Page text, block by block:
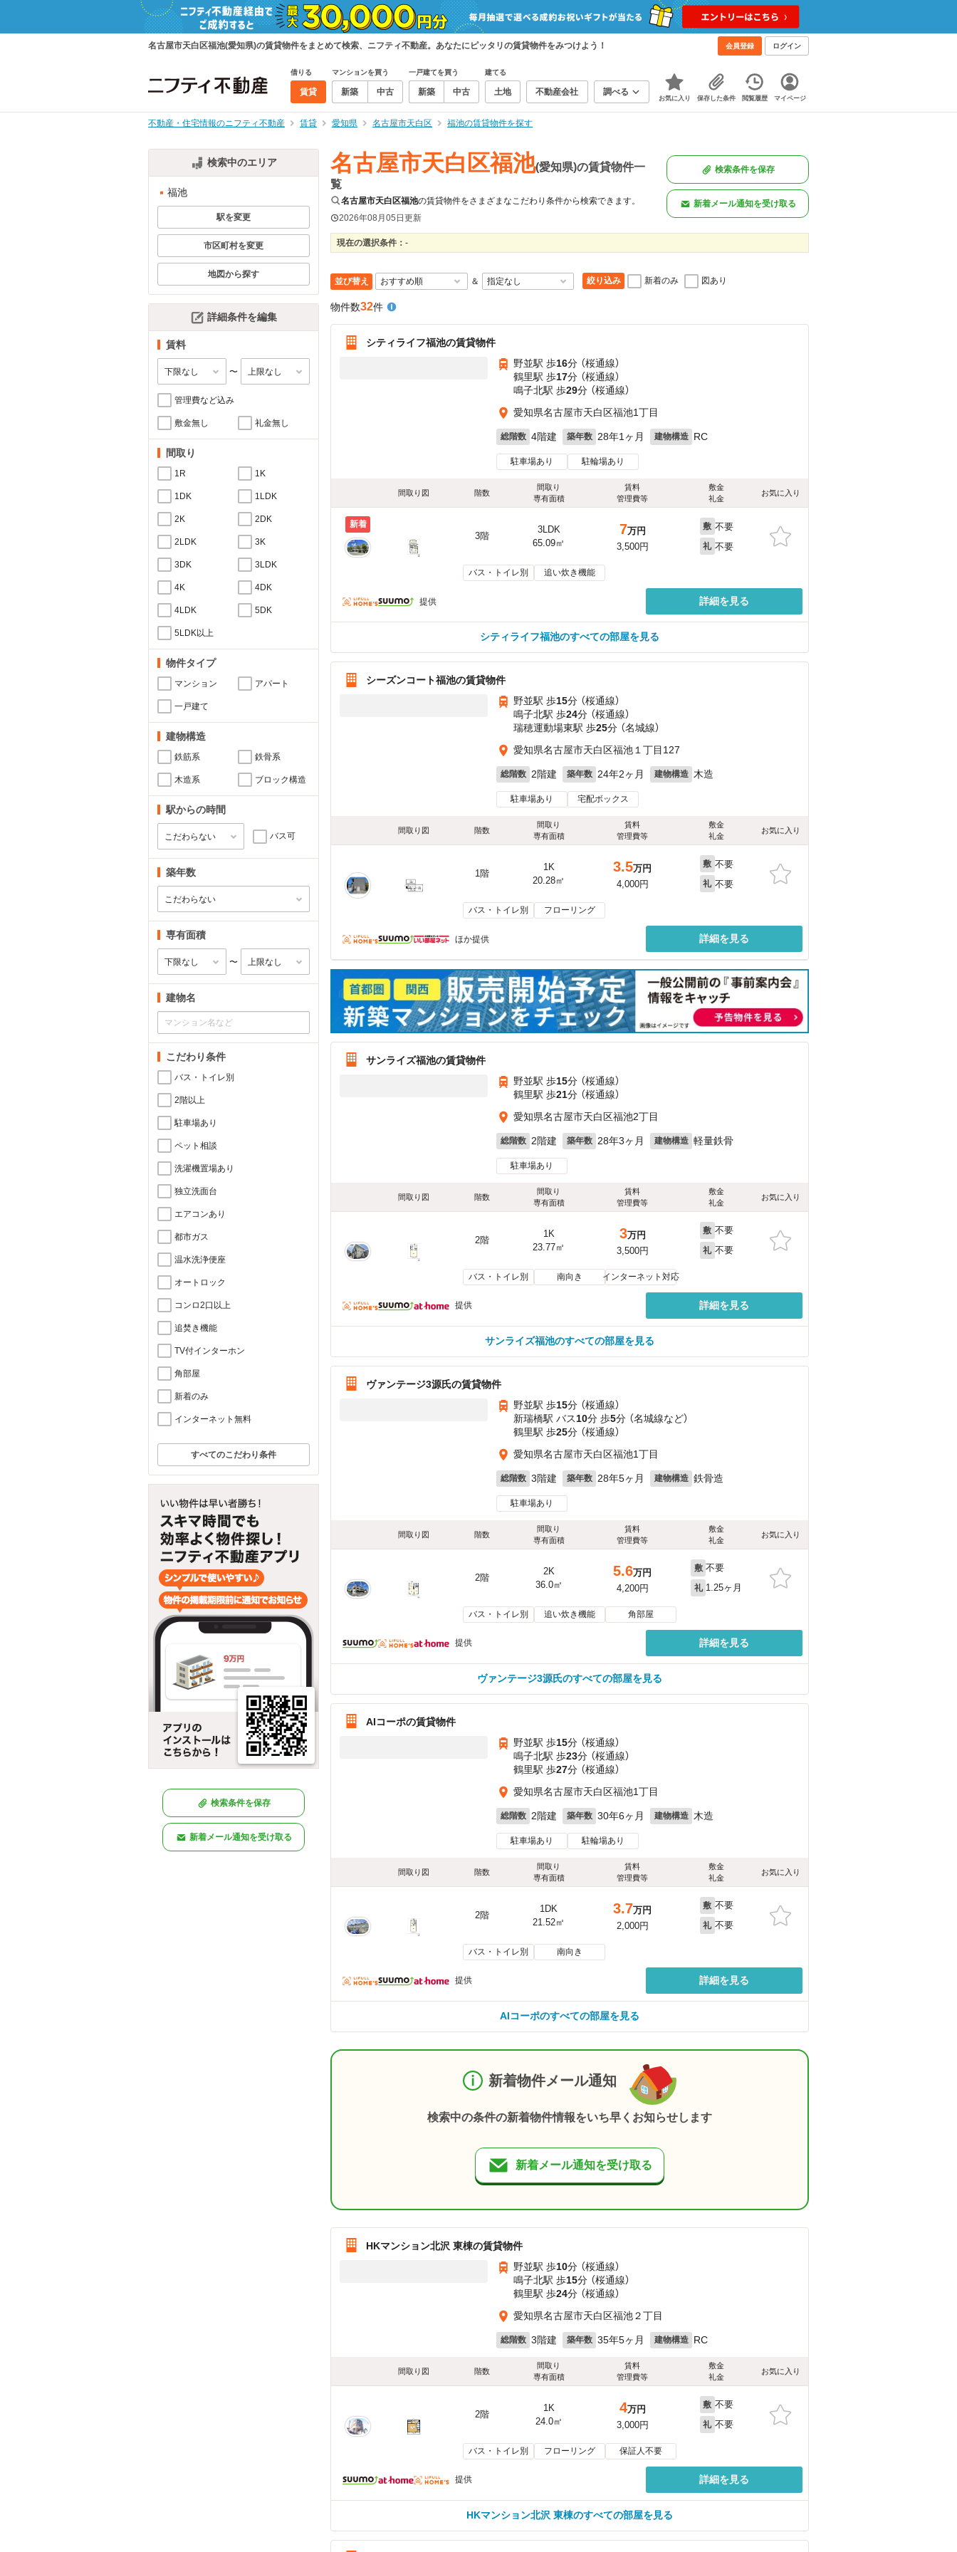
名古屋市天白区福池(愛知県)の賃貸物件をまとめて検索、ニフティ不動産。あなたにピッタリの賃貸物件をみつけよう！ 会員登録 ログイン
借りる
賃貸
マンションを買う
新築 中古
一戸建てを買う
新築 中古
建てる
土地 不動産会社 調べる
お気に入り 保存した条件 閲覧履歴 マイページ
不動産・住宅情報のニフティ不動産 賃貸 愛知県 名古屋市天白区 福池の賃貸物件を探す
検索中のエリア
福池
駅を変更
市区町村を変更
地図から探す
詳細条件を編集
賃料
〜
管理費など込み
敷金無し 礼金無し
間取り
1R 1K
1DK 1LDK
2K 2DK
2LDK 3K
3DK 3LDK
4K 4DK
4LDK 5DK
5LDK以上
物件タイプ
マンション アパート
一戸建て
建物構造
鉄筋系 鉄骨系
木造系 ブロック構造
駅からの時間
バス可
築年数
専有面積
〜
建物名
こだわり条件
バス・トイレ別
2階以上
駐車場あり
ペット相談
洗濯機置場あり
独立洗面台
エアコンあり
都市ガス
温水洗浄便座
オートロック
コンロ2口以上
追焚き機能
TV付インターホン
角部屋
新着のみ
インターネット無料
すべてのこだわり条件
検索条件を保存
新着メール通知を受け取る
名古屋市天白区福池(愛知県)の賃貸物件一
覧
名古屋市天白区福池の賃貸物件をさまざまなこだわり条件から検索できます。
2026年08月05日更新
検索条件を保存
新着メール通知を受け取る
現在の選択条件： -
並び替え ＆ 絞り込み 新着のみ 図あり
物件数32件
シティライフ福池の賃貸物件
野並駅 歩16分 （桜通線）
鶴里駅 歩17分 （桜通線）
鳴子北駅 歩29分 （桜通線）
愛知県名古屋市天白区福池1丁目
総階数 4階建 築年数 28年1ヶ月 建物構造 RC
駐車場あり 駐輪場あり
間取り図 階数
間取り
専有面積
賃料
管理費等
敷金
礼金
お気に入り
新着
3階
3LDK
65.09㎡
7万円
3,500円
敷 不要
礼 不要
バス・トイレ別 追い炊き機能
提供 詳細を見る
シティライフ福池のすべての部屋を見る
シーズンコート福池の賃貸物件
野並駅 歩15分 （桜通線）
鳴子北駅 歩24分 （桜通線）
瑞穂運動場東駅 歩25分 （名城線）
愛知県名古屋市天白区福池１丁目127
総階数 2階建 築年数 24年2ヶ月 建物構造 木造
駐車場あり 宅配ボックス
間取り図 階数
間取り
専有面積
賃料
管理費等
敷金
礼金
お気に入り
1階
1K
20.28㎡
3.5万円
4,000円
敷 不要
礼 不要
バス・トイレ別 フローリング
ほか提供 詳細を見る
サンライズ福池の賃貸物件
野並駅 歩15分 （桜通線）
鶴里駅 歩21分 （桜通線）
愛知県名古屋市天白区福池2丁目
総階数 2階建 築年数 28年3ヶ月 建物構造 軽量鉄骨
駐車場あり
間取り図 階数
間取り
専有面積
賃料
管理費等
敷金
礼金
お気に入り
2階
1K
23.77㎡
3万円
3,500円
敷 不要
礼 不要
バス・トイレ別 南向き インターネット対応
提供 詳細を見る
サンライズ福池のすべての部屋を見る
ヴァンテージ3源氏の賃貸物件
野並駅 歩15分 （桜通線）
新瑞橋駅 バス10分 歩5分 （名城線など）
鶴里駅 歩25分 （桜通線）
愛知県名古屋市天白区福池1丁目
総階数 3階建 築年数 28年5ヶ月 建物構造 鉄骨造
駐車場あり
間取り図 階数
間取り
専有面積
賃料
管理費等
敷金
礼金
お気に入り
2階
2K
36.0㎡
5.6万円
4,200円
敷 不要
礼 1.25ヶ月
バス・トイレ別 追い炊き機能 角部屋
提供 詳細を見る
ヴァンテージ3源氏のすべての部屋を見る
AIコーポの賃貸物件
野並駅 歩15分 （桜通線）
鳴子北駅 歩23分 （桜通線）
鶴里駅 歩27分 （桜通線）
愛知県名古屋市天白区福池1丁目
総階数 2階建 築年数 30年6ヶ月 建物構造 木造
駐車場あり 駐輪場あり
間取り図 階数
間取り
専有面積
賃料
管理費等
敷金
礼金
お気に入り
2階
1DK
21.52㎡
3.7万円
2,000円
敷 不要
礼 不要
バス・トイレ別 南向き
提供 詳細を見る
AIコーポのすべての部屋を見る
新着物件メール通知
検索中の条件の新着物件情報をいち早くお知らせします
新着メール通知を受け取る
HKマンション北沢 東棟の賃貸物件
野並駅 歩10分 （桜通線）
鳴子北駅 歩15分 （桜通線）
鶴里駅 歩24分 （桜通線）
愛知県名古屋市天白区福池２丁目
総階数 3階建 築年数 35年5ヶ月 建物構造 RC
間取り図 階数
間取り
専有面積
賃料
管理費等
敷金
礼金
お気に入り
2階
1K
24.0㎡
4万円
3,000円
敷 不要
礼 不要
バス・トイレ別 フローリング 保証人不要
提供 詳細を見る
HKマンション北沢 東棟のすべての部屋を見る